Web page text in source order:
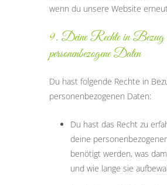
wenn du unsere Website
9. Deine Rechte in Bezug
personenbezogene Daten
Du hast folgende Rechte in
personenbezogenen Daten:
Du hast das Recht zu
deine
benötigt werden, was
und wie lange sie